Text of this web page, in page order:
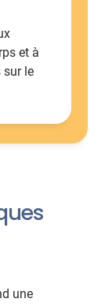
et à
sur le
une